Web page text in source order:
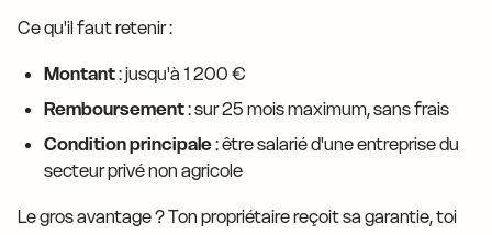
Ce qu'il faut retenir :
Montant: jusqu'à 1 200 €
Remboursement: sur 25 mois maximum, sans frais
Condition principale: être salarié d'une entreprise du
secteur privé non agricole
Le gros avantage ? Ton propriétaire reçoit sa garantie, toi